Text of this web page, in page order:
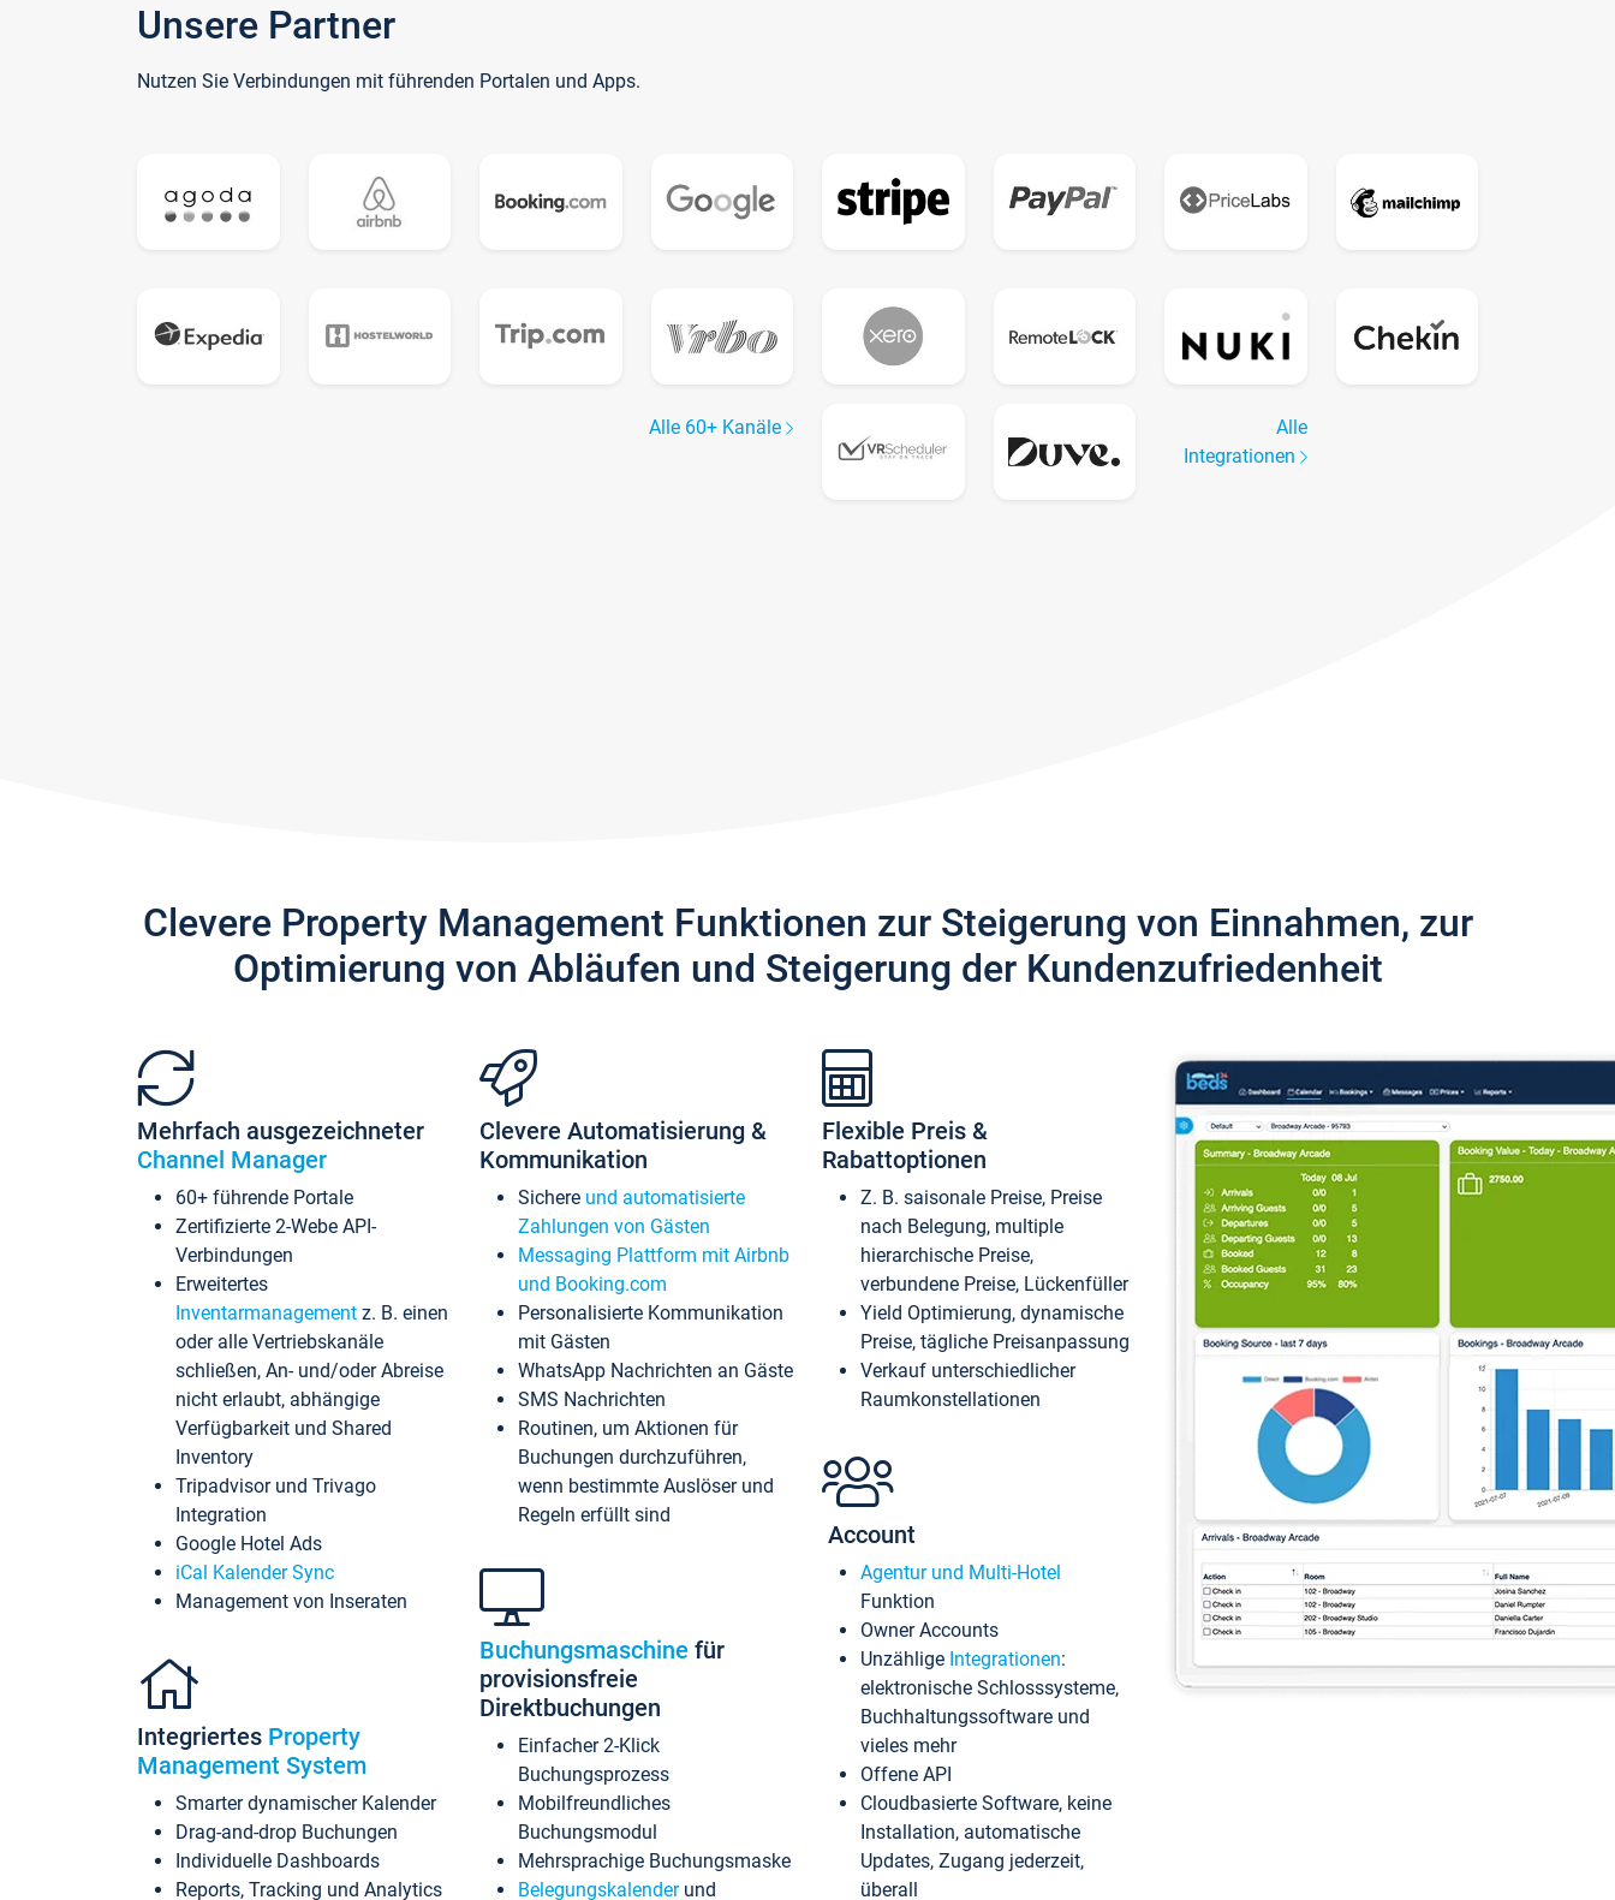
Unsere Partner
Nutzen Sie Verbindungen mit führenden Portalen und Apps.
Alle 60+ Kanäle
Alle
Integrationen
Clevere Property Management Funktionen zur Steigerung von Einnahmen, zur
Optimierung von Abläufen und Steigerung der Kundenzufriedenheit
Mehrfach ausgezeichneter
Channel Manager
60+ führende Portale
Zertifizierte 2-Webe API-
Verbindungen
Erweitertes
Inventarmanagement z. B. einen
oder alle Vertriebskanäle
schließen, An- und/oder Abreise
nicht erlaubt, abhängige
Verfügbarkeit und Shared
Inventory
Tripadvisor und Trivago
Integration
Google Hotel Ads
iCal Kalender Sync
Management von Inseraten
Integriertes Property
Management System
Smarter dynamischer Kalender
Drag-and-drop Buchungen
Individuelle Dashboards
Reports, Tracking und Analytics
Clevere Automatisierung &
Kommunikation
Sichere und automatisierte
Zahlungen von Gästen
Messaging Plattform mit Airbnb
und Booking.com
Personalisierte Kommunikation
mit Gästen
WhatsApp Nachrichten an Gäste
SMS Nachrichten
Routinen, um Aktionen für
Buchungen durchzuführen,
wenn bestimmte Auslöser und
Regeln erfüllt sind
Buchungsmaschine für
provisionsfreie
Direktbuchungen
Einfacher 2-Klick
Buchungsprozess
Mobilfreundliches
Buchungsmodul
Mehrsprachige Buchungsmaske
Belegungskalenderund
Flexible Preis &
Rabattoptionen
Z. B. saisonale Preise, Preise
nach Belegung, multiple
hierarchische Preise,
verbundene Preise, Lückenfüller
Yield Optimierung, dynamische
Preise, tägliche Preisanpassung
Verkauf unterschiedlicher
Raumkonstellationen
Account
Agentur und Multi-Hotel
Funktion
Owner Accounts
Unzählige Integrationen:
elektronische Schlosssysteme,
Buchhaltungssoftware und
vieles mehr
Offene API
Cloudbasierte Software, keine
Installation, automatische
Updates, Zugang jederzeit,
überall